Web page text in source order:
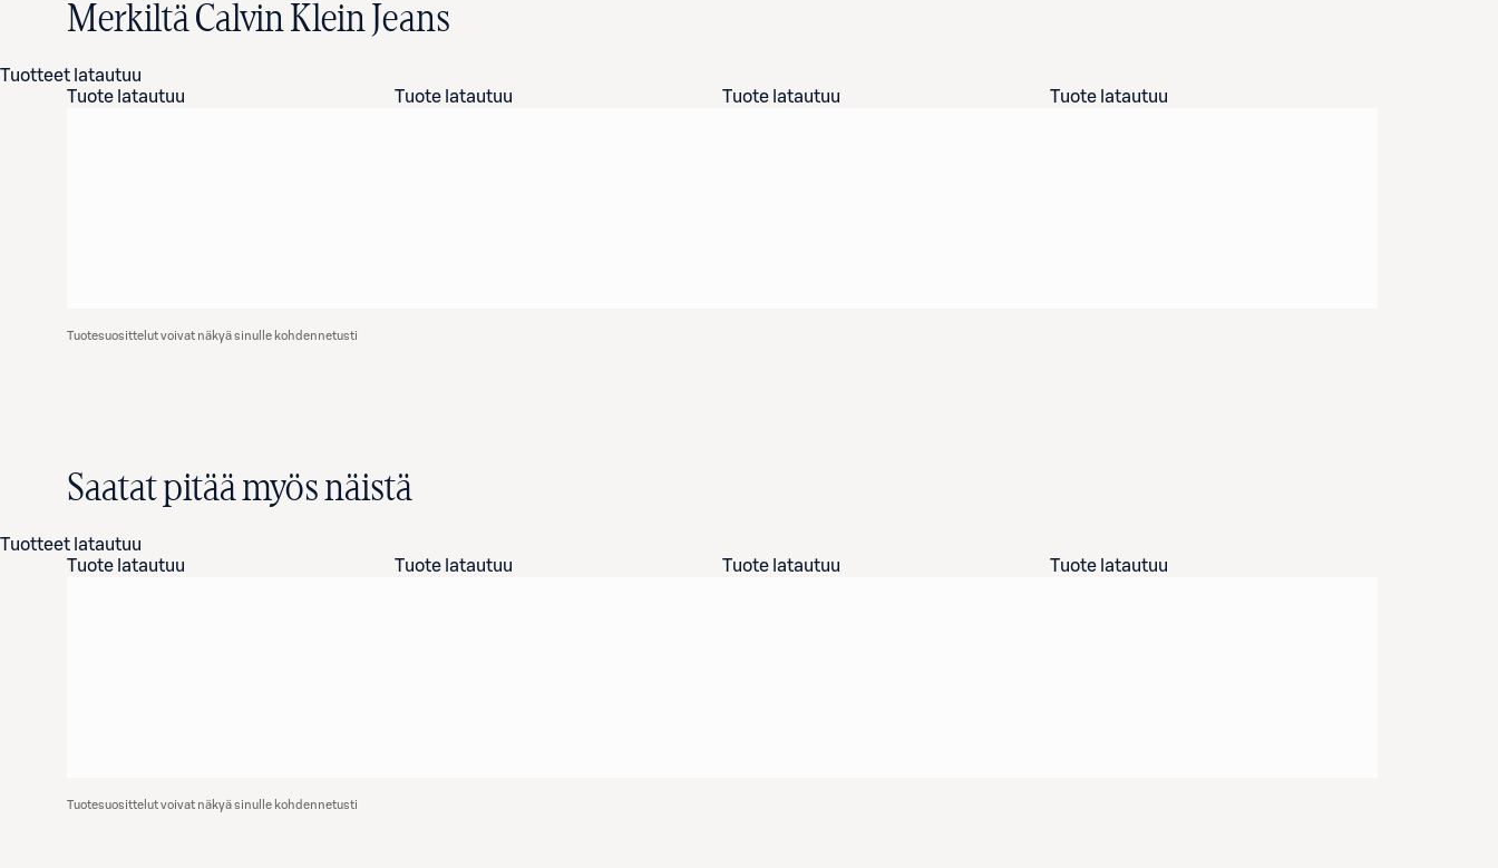
Merkiltä Calvin Klein Jeans
Tuotteet latautuu
Tuote latautuu
Tuote latautuu Tuote latautuu Tuote latautuu
Tuotesuosittelut voivat näkyä sinulle kohdennetusti
Saatat pitää myös näistä
Tuotteet latautuu
Tuote latautuu
Tuote latautuu Tuote latautuu Tuote latautuu
Tuotesuosittelut voivat näkyä sinulle kohdennetusti